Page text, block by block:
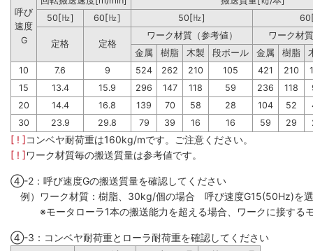
呼び
速度
G
50[㎐]
60[㎐] 50[㎐]
定格 定格
ワーク材質（参考値）
ワーク材
金属
樹脂 木製 段ボール 金属 樹脂
10
7.6 9 524 262 210 105 421 210
15
13.4 15.9 296 147 118 59 236 118
20
14.4 16.8 139 70 58 28 104 52
30
23.9 29.8 79 39 16 16 59 29
[ ! ]コンベヤ耐荷重は160kg/mです。ご注意ください。
[ ! ]ワーク材質毎の搬送質量は参考値です。
④-2：呼び速度Gの搬送質量を確認してください
例）ワーク材質：樹脂、30kg/個の場合 呼び速度G15(50Hz)を
※モータローラ1本の搬送能力を超える場合、ワークに接するモ
④-3：コンベヤ耐荷重とローラ耐荷重を確認してください